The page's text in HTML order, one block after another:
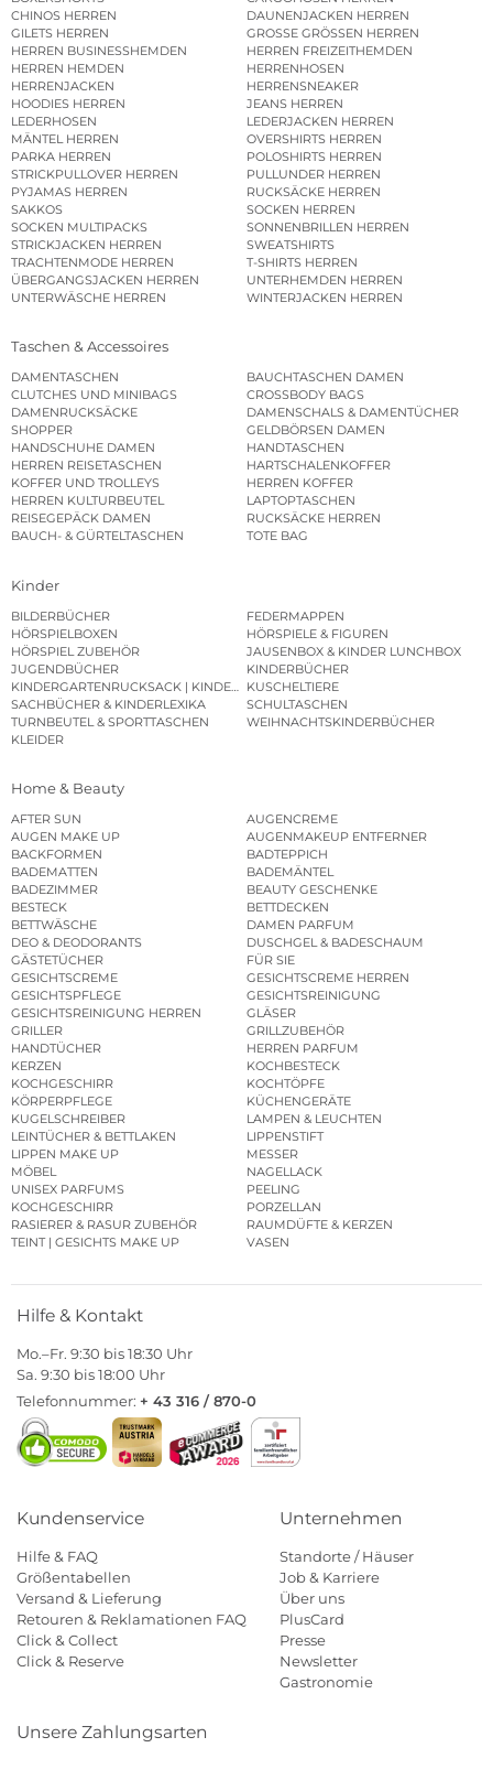
CHINOS HERREN
DAUNENJACKEN HERREN
GILETS HERREN
GROSSE GRÖSSEN HERREN
HERREN BUSINESSHEMDEN
HERREN FREIZEITHEMDEN
HERREN HEMDEN
HERRENHOSEN
HERRENJACKEN
HERRENSNEAKER
HOODIES HERREN
JEANS HERREN
LEDERHOSEN
LEDERJACKEN HERREN
MÄNTEL HERREN
OVERSHIRTS HERREN
PARKA HERREN
POLOSHIRTS HERREN
STRICKPULLOVER HERREN
PULLUNDER HERREN
PYJAMAS HERREN
RUCKSÄCKE HERREN
SAKKOS
SOCKEN HERREN
SOCKEN MULTIPACKS
SONNENBRILLEN HERREN
STRICKJACKEN HERREN
SWEATSHIRTS
TRACHTENMODE HERREN
T-SHIRTS HERREN
ÜBERGANGSJACKEN HERREN
UNTERHEMDEN HERREN
UNTERWÄSCHE HERREN
WINTERJACKEN HERREN
Taschen & Accessoires
DAMENTASCHEN
BAUCHTASCHEN DAMEN
CLUTCHES UND MINIBAGS
CROSSBODY BAGS
DAMENRUCKSÄCKE
DAMENSCHALS & DAMENTÜCHER
SHOPPER
GELDBÖRSEN DAMEN
HANDSCHUHE DAMEN
HANDTASCHEN
HERREN REISETASCHEN
HARTSCHALENKOFFER
KOFFER UND TROLLEYS
HERREN KOFFER
HERREN KULTURBEUTEL
LAPTOPTASCHEN
REISEGEPÄCK DAMEN
RUCKSÄCKE HERREN
BAUCH- & GÜRTELTASCHEN
TOTE BAG
Kinder
BILDERBÜCHER
FEDERMAPPEN
HÖRSPIELBOXEN
HÖRSPIELE & FIGUREN
HÖRSPIEL ZUBEHÖR
JAUSENBOX & KINDER LUNCHBOX
JUGENDBÜCHER
KINDERBÜCHER
KINDERGARTENRUCKSACK | KINDERGARTENBEUTEL
KUSCHELTIERE
SACHBÜCHER & KINDERLEXIKA
SCHULTASCHEN
TURNBEUTEL & SPORTTASCHEN
WEIHNACHTSKINDERBÜCHER
KLEIDER
Home & Beauty
AFTER SUN
AUGENCREME
AUGEN MAKE UP
AUGENMAKEUP ENTFERNER
BACKFORMEN
BADTEPPICH
BADEMATTEN
BADEMÄNTEL
BADEZIMMER
BEAUTY GESCHENKE
BESTECK
BETTDECKEN
BETTWÄSCHE
DAMEN PARFUM
DEO & DEODORANTS
DUSCHGEL & BADESCHAUM
GÄSTETÜCHER
FÜR SIE
GESICHTSCREME
GESICHTSCREME HERREN
GESICHTSPFLEGE
GESICHTSREINIGUNG
GESICHTSREINIGUNG HERREN
GLÄSER
GRILLER
GRILLZUBEHÖR
HANDTÜCHER
HERREN PARFUM
KERZEN
KOCHBESTECK
KOCHGESCHIRR
KOCHTÖPFE
KÖRPERPFLEGE
KÜCHENGERÄTE
KUGELSCHREIBER
LAMPEN & LEUCHTEN
LEINTÜCHER & BETTLAKEN
LIPPENSTIFT
LIPPEN MAKE UP
MESSER
MÖBEL
NAGELLACK
UNISEX PARFUMS
PEELING
KOCHGESCHIRR
PORZELLAN
RASIERER & RASUR ZUBEHÖR
RAUMDÜFTE & KERZEN
TEINT | GESICHTS MAKE UP
VASEN
Hilfe & Kontakt
Mo.–Fr. 9:30 bis 18:30 Uhr
Sa. 9:30 bis 18:00 Uhr
Telefonnummer: + 43 316 / 870-0
Kundenservice
Hilfe & FAQ
Größentabellen
Versand & Lieferung
Retouren & Reklamationen FAQ
Click & Collect
Click & Reserve
Unternehmen
Standorte / Häuser
Job & Karriere
Über uns
PlusCard
Presse
Newsletter
Gastronomie
Unsere Zahlungsarten